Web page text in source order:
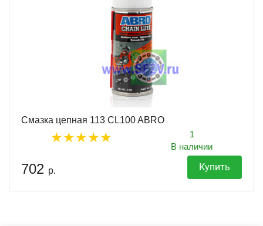
Смазка цепная 113 CL100 ABRO
1
В наличии
702 р. Купить